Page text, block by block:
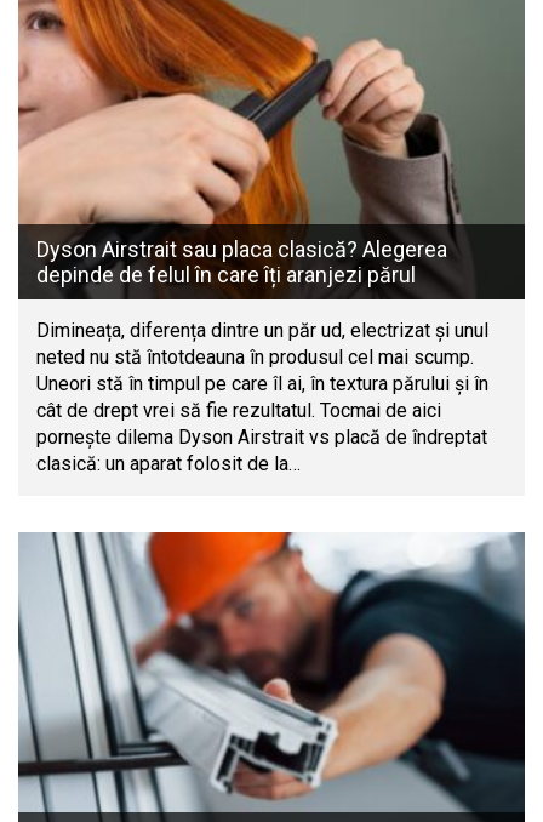
Dyson Airstrait sau placa clasică? Alegerea
depinde de felul în care îți aranjezi părul
Dimineața, diferența dintre un păr ud, electrizat și unul
neted nu stă întotdeauna în produsul cel mai scump.
Uneori stă în timpul pe care îl ai, în textura părului și în
cât de drept vrei să fie rezultatul. Tocmai de aici
pornește dilema Dyson Airstrait vs placă de îndreptat
clasică: un aparat folosit de la…